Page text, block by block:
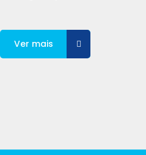
Ver mais